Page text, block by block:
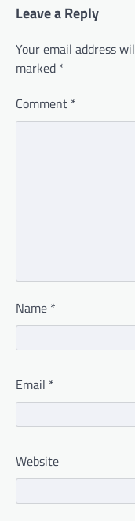
Leave a Reply
Your email address
marked *
Comment *
Name *
Email *
Website